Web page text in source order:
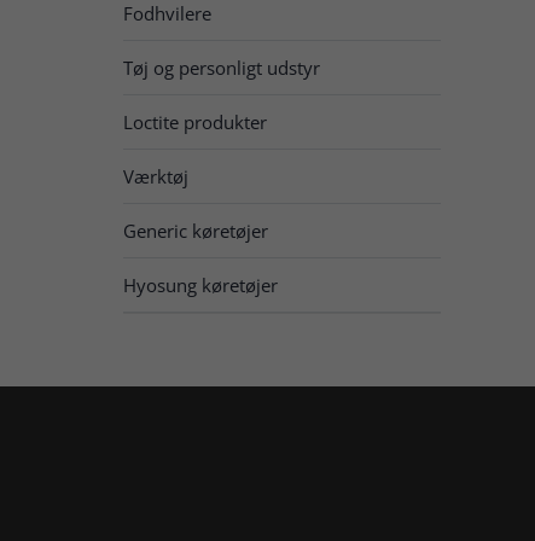
Fodhvilere
Tøj og personligt udstyr
Loctite produkter
Værktøj
Generic køretøjer
Hyosung køretøjer